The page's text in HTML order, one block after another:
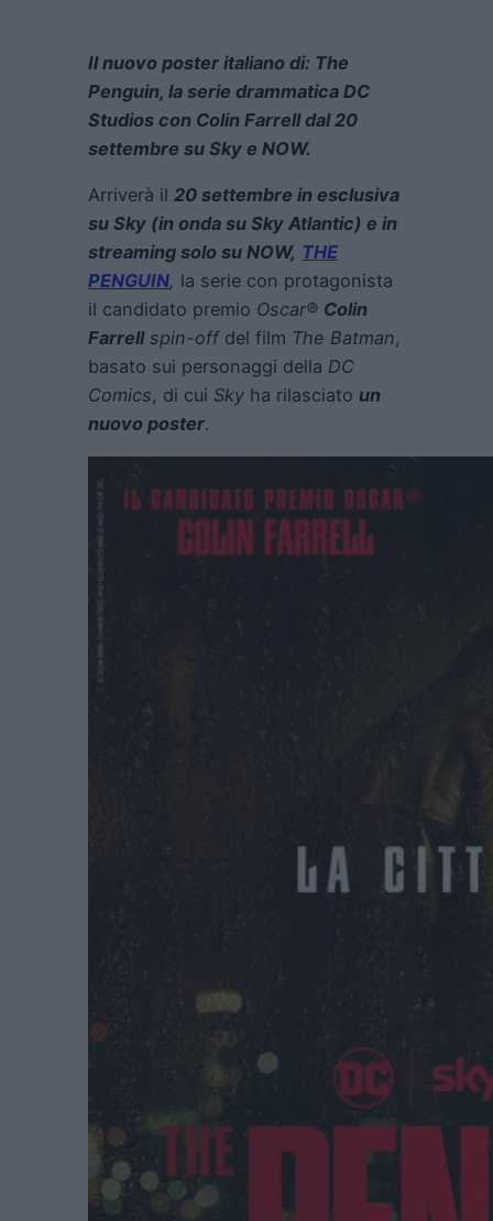
Il nuovo poster italiano di: The
Penguin, la serie drammatica DC
Studios con Colin Farrell dal 20
settembre su Sky e NOW.
Arriverà il 20 settembre in esclusiva
su Sky (in onda su Sky Atlantic) e in
streaming solo su NOW, THE
PENGUIN, la serie con protagonista
il candidato premio Oscar® Colin
Farrellspin-off del film The Batman,
basato sui personaggi della DC
Comics, di cui Sky ha rilasciato un
nuovo poster.